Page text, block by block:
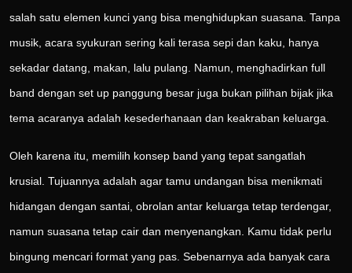
salah satu elemen kunci yang bisa menghidupkan suasana. Tanpa
musik, acara syukuran sering kali terasa sepi dan kaku, hanya
sekadar datang, makan, lalu pulang. Namun, menghadirkan full
band dengan set up panggung besar juga bukan pilihan bijak jika
tema acaranya adalah kesederhanaan dan keakraban keluarga.
Oleh karena itu, memilih konsep band yang tepat sangatlah
krusial. Tujuannya adalah agar tamu undangan bisa menikmati
hidangan dengan santai, obrolan antar keluarga tetap terdengar,
namun suasana tetap cair dan menyenangkan. Kamu tidak perlu
bingung mencari format yang pas. Sebenarnya ada banyak cara